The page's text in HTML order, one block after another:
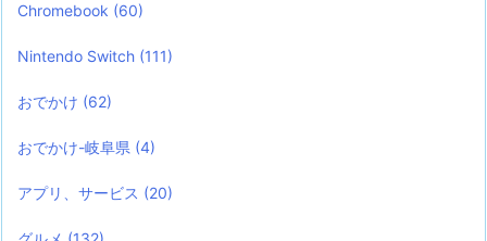
Chromebook (60)
Nintendo Switch (111)
おでかけ (62)
おでかけ-岐阜県 (4)
アプリ、サービス (20)